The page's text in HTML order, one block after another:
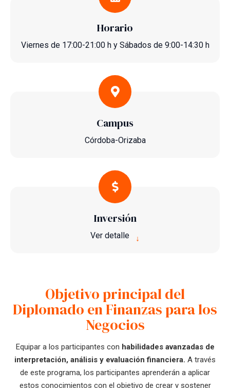
Horario
Viernes de 17:00-21:00 h y Sábados de 9:00-14:30 h
Campus
Córdoba-Orizaba
Inversión
Ver detalle ↓
Objetivo principal del
Diplomado en Finanzas para los
Negocios
Equipar a los participantes con habilidades avanzadas de
interpretación, análisis y evaluación financiera. A través
de este programa, los participantes aprenderán a aplicar
estos conocimientos con el objetivo de crear y sostener